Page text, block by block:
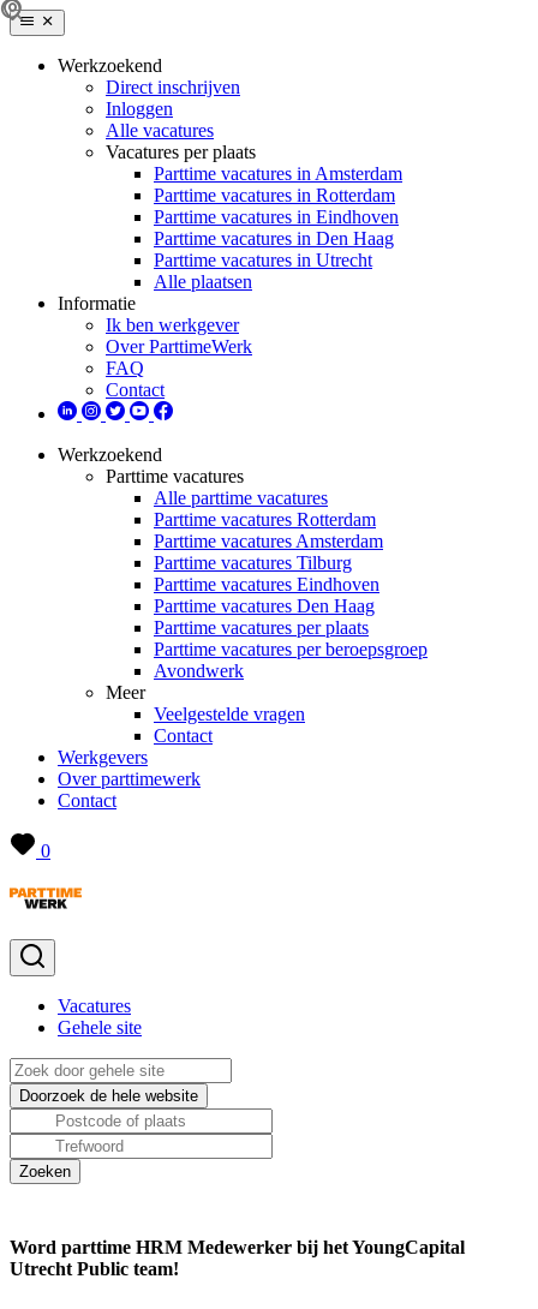
Werkzoekend
Direct inschrijven
Inloggen
Alle vacatures
Vacatures per plaats
Parttime vacatures in Amsterdam
Parttime vacatures in Rotterdam
Parttime vacatures in Eindhoven
Parttime vacatures in Den Haag
Parttime vacatures in Utrecht
Alle plaatsen
Informatie
Ik ben werkgever
Over ParttimeWerk
FAQ
Contact
Werkzoekend
Parttime vacatures
Alle parttime vacatures
Parttime vacatures Rotterdam
Parttime vacatures Amsterdam
Parttime vacatures Tilburg
Parttime vacatures Eindhoven
Parttime vacatures Den Haag
Parttime vacatures per plaats
Parttime vacatures per beroepsgroep
Avondwerk
Meer
Veelgestelde vragen
Contact
Werkgevers
Over parttimewerk
Contact
0
Vacatures
Gehele site
Word parttime HRM Medewerker bij het YoungCapital
Utrecht Public team!